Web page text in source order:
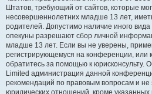
Штатов, требующий от сайтов, которые
несовершеннолетних младше 13 лет,
родителей. Допустимо наличие иного
опекуны разрешают сбор личной
младше 13 лет. Если вы не уверены,
регистрирующемуся на конференции, или
обратитесь за помощью к юрисконсульту.
Limited администрация данной
рекомендаций по правовым вопросам и не
юридических отношений, кроме указанных